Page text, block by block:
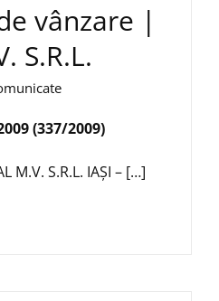
vânzare |
S.R.L.
(337/2009)
M.V. S.R.L. IAŞI – […]